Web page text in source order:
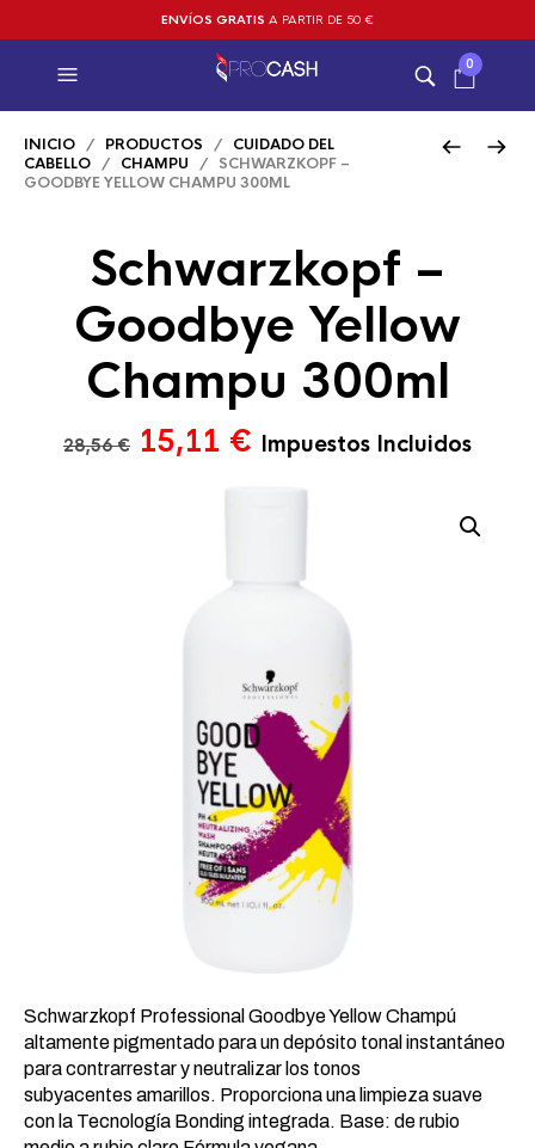
ENVÍOS GRATIS A PARTIR DE 50 €
0
INICIO / PRODUCTOS / CUIDADO DEL
CABELLO / CHAMPU / SCHWARZKOPF –
GOODBYE YELLOW CHAMPU 300ML
Schwarzkopf –
Goodbye Yellow
Champu 300ml
28,56€ El
original
15,11 € El
precio
actual
Impuestos Incluidos
Schwarzkopf Professional Goodbye Yellow Champú
altamente pigmentado para un depósito tonal instantáneo
para contrarrestar y neutralizar los tonos
subyacentes amarillos. Proporciona una limpieza suave
con la Tecnología Bonding integrada. Base: de rubio